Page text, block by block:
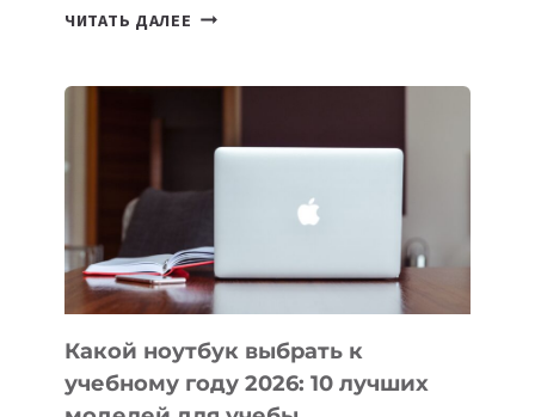
ЧИТАТЬ ДАЛЕЕ 7
ПОМОГАЮТ
СОЗДАВАТЬ
БЕЗ
СЛОЖНОГО
КОДА
Какой ноутбук выбрать к
учебному году 2026: 10 лучших